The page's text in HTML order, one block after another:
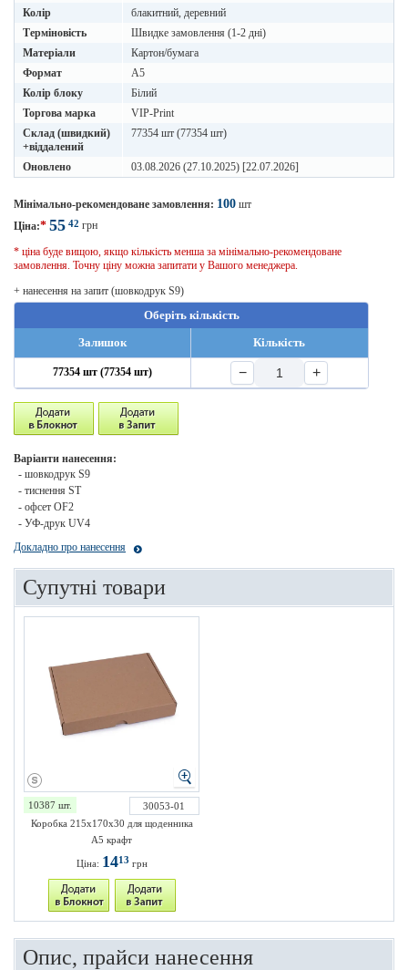
Колір
блакитний, деревний
Терміновість
Швидке замовлення (1-2 дні)
Матеріали
Картон/бумага
Формат
A5
Колір блоку
Білий
Торгова марка
VIP-Print
Склад (швидкий)
+віддалений
77354 шт (77354 шт)
Оновлено 03.08.2026 (27.10.2025) [22.07.2026]
Мінімально-рекомендоване замовлення: 100 шт
Ціна:* 55 42 грн
* ціна буде вищою, якщо кількість менша за мінімально-рекомендоване
замовлення. Точну ціну можна запитати у Вашого менеджера.
+ нанесення на запит (шовкодрук S9)
Оберіть кількість
Залишок
Кількість
77354 шт (77354 шт) − +
Варіанти нанесення:
- шовкодрук S9
- тиснення ST
- офсет OF2
- УФ-друк UV4
Докладно про нанесення
Супутні товари
10387 шт.
30053-01
Коробка 215х170х30 для щоденника
А5 крафт
Ціна: 1413 грн
Опис, прайси нанесення